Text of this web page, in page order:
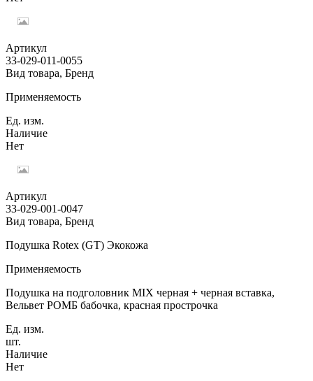
Артикул
33-029-011-0055
Вид товара, Бренд
Применяемость
Ед. изм.
Наличие
Нет
Артикул
33-029-001-0047
Вид товара, Бренд
Подушка Rotex (GT) Экокожа
Применяемость
Подушка на подголовник MIX черная + черная вставка,
Вельвет РОМБ бабочка, красная прострочка
Ед. изм.
шт.
Наличие
Нет